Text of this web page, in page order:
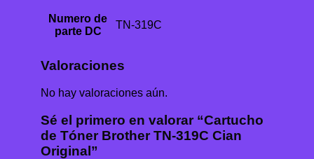
Numero de
parte DC
TN-319C
Valoraciones
No hay valoraciones aún.
Sé el primero en valorar “Cartucho
de Tóner Brother TN-319C Cian
Original”